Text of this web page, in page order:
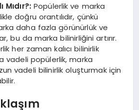
Mıdır?: Popülerlik ve marka
doğru orantılıdır, çünkü
daha fazla görünürlük ve
bu da marka bilinirliğini artırır.
her zaman kalıcı bilinirlik
vadeli popülerlik, marka
vadeli bilinirlik oluşturmak için